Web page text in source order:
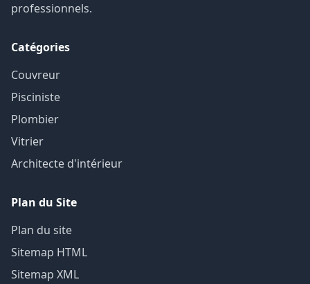
professionnels.
Catégories
Couvreur
Pisciniste
Plombier
Vitrier
Architecte d'intérieur
Plan du Site
Plan du site
Sitemap HTML
Sitemap XML